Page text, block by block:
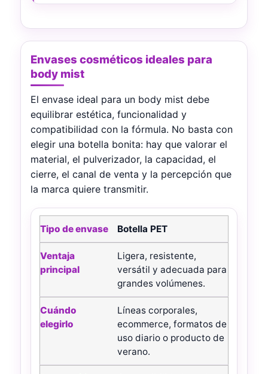
Envases cosméticos ideales para
body mist
El envase ideal para un body mist debe
equilibrar estética, funcionalidad y
compatibilidad con la fórmula. No basta con
elegir una botella bonita: hay que valorar el
material, el pulverizador, la capacidad, el
cierre, el canal de venta y la percepción que
la marca quiere transmitir.
Comparativa de envases para body mist y bruma
Ventaja principal
Cuándo elegirlo
Punto crítico
Botella PET
Ligera, resistente,
versátil y adecuada para
grandes volúmenes.
Líneas corporales,
ecommerce, formatos de
uso diario o producto de
verano.